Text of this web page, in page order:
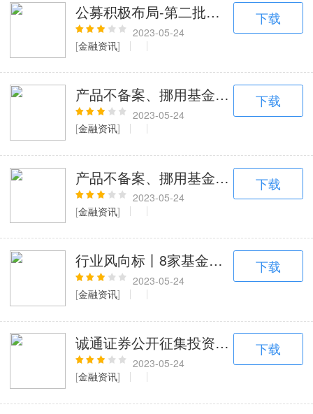
公募积极布局-第二批北证50成份指数
2023-05-24
[金融资讯]
下载
产品不备案、挪用基金财产、出借账
2023-05-24
[金融资讯]
下载
产品不备案、挪用基金财产、出借账
2023-05-24
[金融资讯]
下载
行业风向标丨8家基金公司申报主题产
2023-05-24
[金融资讯]
下载
诚通证券公开征集投资方，拟募资10
2023-05-24
[金融资讯]
下载